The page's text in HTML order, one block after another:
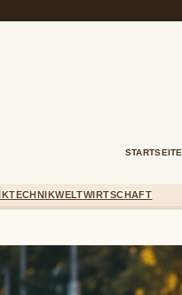
STARTSEITE
TECHNIKWELTWIRTSCHAFT